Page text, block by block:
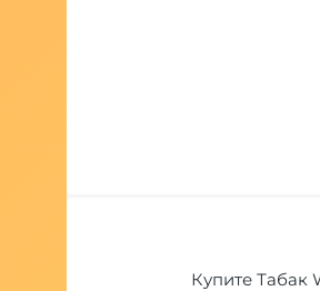
Купите Табак